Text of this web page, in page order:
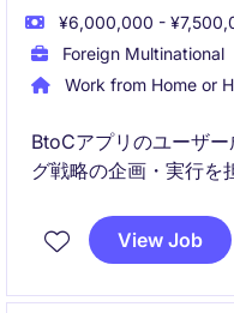
¥6,000,000 -
Foreign Multinational
Work from Home or
BtoCアプリのユーザ
グ戦略の企画・実行を
データ分析を活用しな
改善を推進し、事業成
View Job